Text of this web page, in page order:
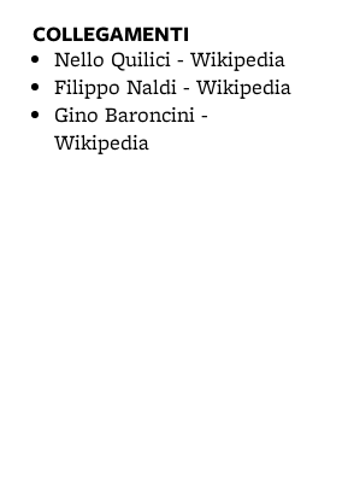
COLLEGAMENTI
Nello Quilici - Wikipedia
Filippo Naldi - Wikipedia
Gino Baroncini -
Wikipedia